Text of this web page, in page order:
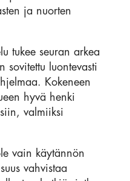
ja nuorten
tukee seuran arkea
sovitettu luontevasti
Kokeneen
hyvä henki
valmiiksi
vain käytännön
vahvistaa